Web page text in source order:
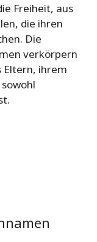
Freiheit, aus
die ihren
Die
verkörpern
Eltern, ihrem